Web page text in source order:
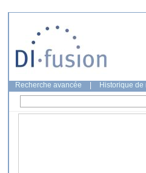
Recherche avancée Historique de